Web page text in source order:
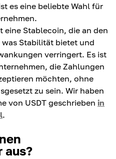
es eine beliebte Wahl für
eine Stablecoin, die an den
Stabilität bietet und
verringert. Es ist
die Zahlungen
möchten, ohne
zu sein. Wir haben
von USDT geschrieben in
.
aus?